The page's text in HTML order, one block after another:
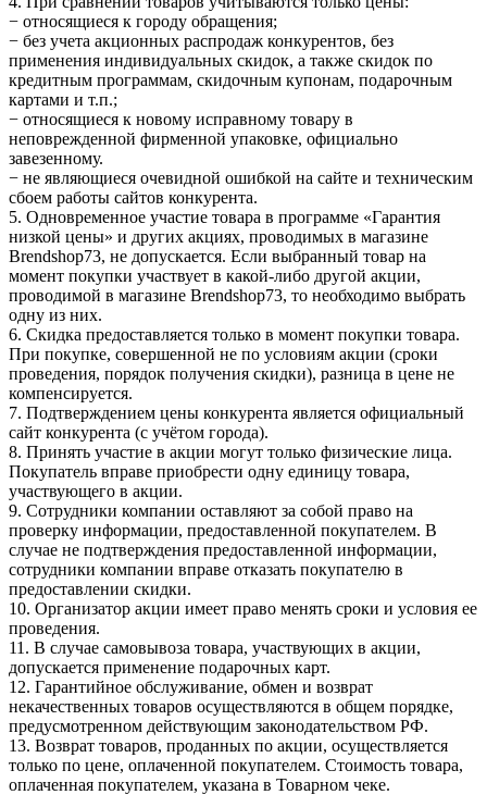
− относящиеся к городу обращения;
− без учета акционных распродаж конкурентов, без
применения индивидуальных скидок, а также скидок по
кредитным программам, скидочным купонам, подарочным
картами и т.п.;
− относящиеся к новому исправному товару в
неповрежденной фирменной упаковке, официально
завезенному.
− не являющиеся очевидной ошибкой на сайте и техническим
сбоем работы сайтов конкурента.
5. Одновременное участие товара в программе «Гарантия
низкой цены» и других акциях, проводимых в магазине
Brendshop73, не допускается. Если выбранный товар на
момент покупки участвует в какой-либо другой акции,
проводимой в магазине Brendshop73, то необходимо выбрать
одну из них.
6. Скидка предоставляется только в момент покупки товара.
При покупке, совершенной не по условиям акции (сроки
проведения, порядок получения скидки), разница в цене не
компенсируется.
7. Подтверждением цены конкурента является официальный
сайт конкурента (с учётом города).
8. Принять участие в акции могут только физические лица.
Покупатель вправе приобрести одну единицу товара,
участвующего в акции.
9. Сотрудники компании оставляют за собой право на
проверку информации, предоставленной покупателем. В
случае не подтверждения предоставленной информации,
сотрудники компании вправе отказать покупателю в
предоставлении скидки.
10. Организатор акции имеет право менять сроки и условия ее
проведения.
11. В случае самовывоза товара, участвующих в акции,
допускается применение подарочных карт.
12. Гарантийное обслуживание, обмен и возврат
некачественных товаров осуществляются в общем порядке,
предусмотренном действующим законодательством РФ.
13. Возврат товаров, проданных по акции, осуществляется
только по цене, оплаченной покупателем. Стоимость товара,
оплаченная покупателем, указана в Товарном чеке.